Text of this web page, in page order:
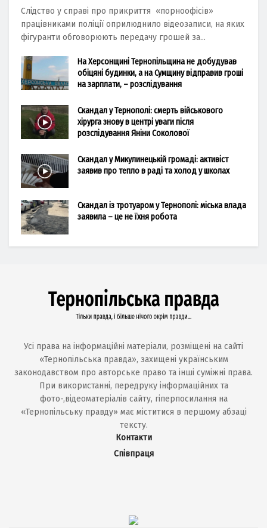
Слідство у справі про прикриття «порноофісів»
працівниками поліції оприлюднило відеозаписи, на яких
фігуранти обговорюють передачу грошей за...
На Херсонщині Тернопільщина не добудував
обіцяні будинки, а на Сумщину відправив гроші
на зарплати, – розслідування
Скандал у Тернополі: смерть військового
хірурга знову в центрі уваги після
розслідування Яніни Соколової
Скандал у Микулинецькій громаді: активіст
заявив про тепло в раді та холод у школах
Скандал із тротуаром у Тернополі: міська влада
заявила – це не їхня робота
Усі права на інформаційні матеріали, розміщені на сайті
«Тернопільська правда», захищені українським
законодавством про авторське право та інші суміжні права.
При використанні, передруку інформаційних та
фото-,відеоматеріалів сайту, гіперпосилання на
«Тернопільську правду» має міститися в першому абзаці
тексту.
Контакти
Співпраця